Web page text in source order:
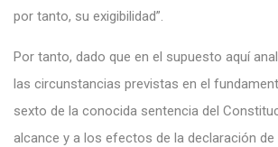
por tanto, su exigibilidad”.
Por tanto, dado que en el supuesto aquí
las circunstancias previstas en el
sexto de la conocida sentencia del
alcance y a los efectos de la declaración de